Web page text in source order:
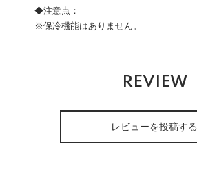
◆注意点：
※保冷機能はありません。
REVIEW
レビューを投稿する